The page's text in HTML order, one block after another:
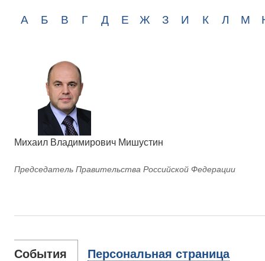
А Б В Г Д Е Ж З И К Л М
Михаил Владимирович Мишустин
Председатель Правительства Российской Федерации
События Персональная страница